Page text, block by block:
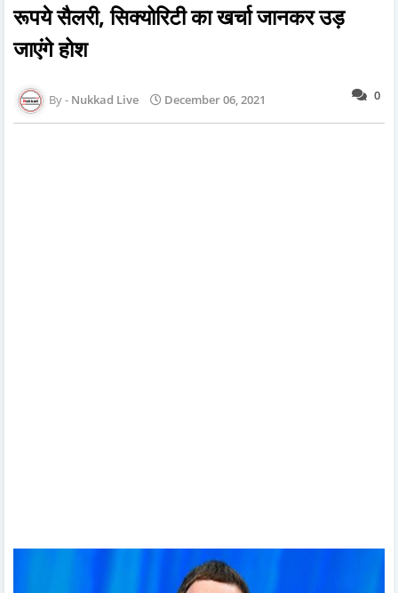
रूपये सैलरी, सिक्योरिटी का खर्चा जानकर उड़
जाएंगे होश
0
Nukkad Live December 06, 2021